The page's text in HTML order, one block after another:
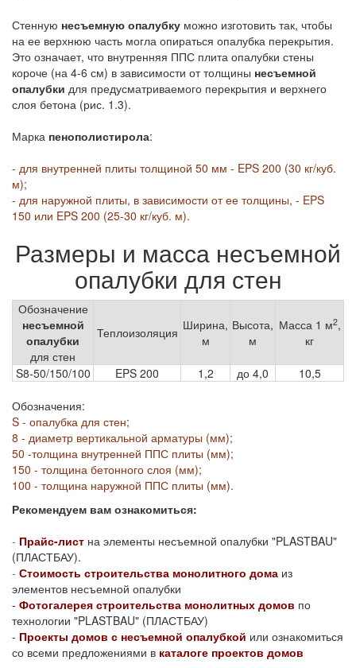
Стенную несъемную опалубку можно изготовить так, чтобы
на ее верхнюю часть могла опираться опалубка перекрытия.
Это означает, что внутренняя ППС плита опалубки стены
короче (на 4-6 см) в зависимости от толщины несъемной
опалубки для предусматриваемого перекрытия и верхнего
слоя бетона (рис. 1.3).
Марка пенополистирола:
- для внутренней плиты толщиной 50 мм - EPS 200 (30 кг/куб.
м);
- для наружной плиты, в зависимости от ее толщины, - EPS
150 или EPS 200 (25-30 кг/куб. м).
Размеры и масса несъемной
опалубки для стен
Обозначение
несъемной
опалубки
для стен
Теплоизоляция Ширина,
м
Высота,
м
Масса 1 м2,
кг
S8-50/150/100 EPS 200 1,2 до 4,0 10,5
Обозначения:
S - опалубка для стен;
8 - диаметр вертикальной арматуры (мм);
50 -толщина внутренней ППС плиты (мм);
150 - толщина бетонного слоя (мм);
100 - толщина наружной ППС плиты (мм).
Рекомендуем вам ознакомиться:
- Прайс-лист на элементы несъемной опалубки "PLASTBAU"
(ПЛАСТБАУ).
- Стоимость строительства монолитного дома из
элементов несъемной опалубки
- Фотогалерея строительства монолитных домов по
технологии "PLASTBAU" (ПЛАСТБАУ)
- Проекты домов с несъемной опалубкой или ознакомиться
со всеми предложениями в каталоге проектов домов